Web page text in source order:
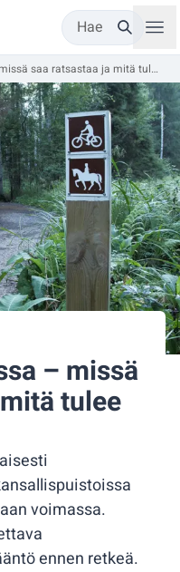
Hae
Ratsastus kansallispuistoissa – missä saa ratsastaa ja mitä tulee huomioida?
– missä
tulee
voimassa.
ennen retkeä.